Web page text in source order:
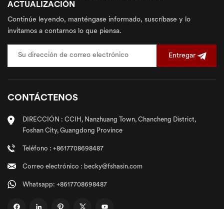
ACTUALIZACIÓN
Continúe leyendo, manténgase informado, suscríbase y lo
invitamos a contarnos lo que piensa.
Entregar
CONTÁCTENOS
DIRECCIÓN : CCIH, Nanzhuang Town, Chancheng District,
Foshan City, Guangdong Province
Teléfono : +8617708698487
Correo electrónico : becky@fshasin.com
Whatsapp: +8617708698487